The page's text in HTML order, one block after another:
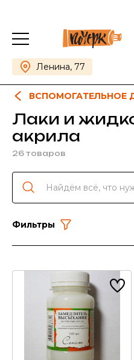
Ленина, 77
ВСПОМОГАТЕЛЬНОЕ
Лаки и
акрила
26 товаров
Фильтры